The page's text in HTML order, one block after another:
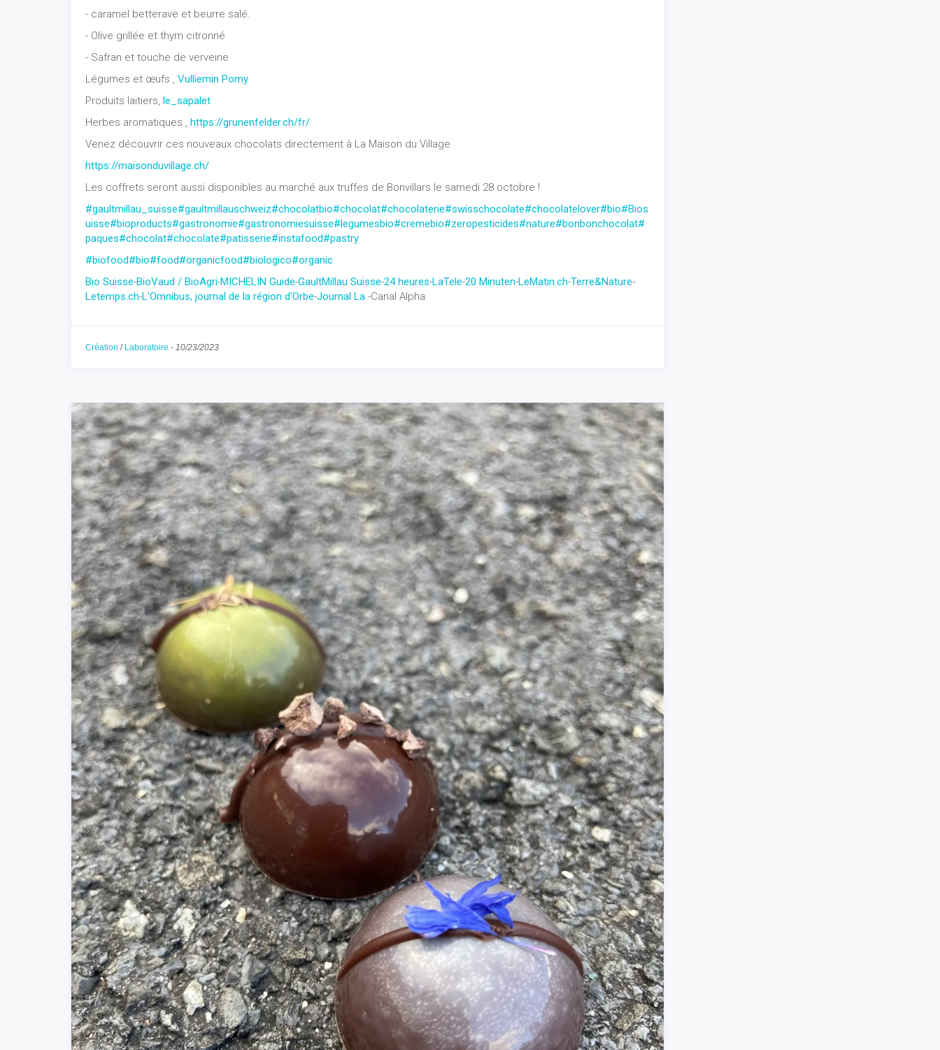
- caramel betterave et beurre salé.
- Olive grillée et thym citronné
- Safran et touche de verveine
Légumes et œufs , Vulliemin Pomy
Produits laitiers, le_sapalet
Herbes aromatiques , https://grunenfelder.ch/fr/
Venez découvrir ces nouveaux chocolats directement à La Maison du Village .
https://maisonduvillage.ch/
Les coffrets seront aussi disponibles au marché aux truffes de Bonvillars le samedi 28 octobre !
#gaultmillau_suisse#gaultmillauschweiz#chocolatbio#chocolat#chocolaterie#swisschocolate#chocolatelover#bio#Bios
uisse#bioproducts#gastronomie#gastronomiesuisse#legumesbio#cremebio#zeropesticides#nature#bonbonchocolat#
paques#chocolat#chocolate#patisserie#instafood#pastry
#biofood#bio#food#organicfood#biologico#organic
Bio Suisse-BioVaud / BioAgri-MICHELIN Guide-GaultMillau Suisse-24 heures-LaTele-20 Minuten-LeMatin.ch-Terre&Nature-
Letemps.ch-L'Omnibus, journal de la région d'Orbe-Journal La -Canal Alpha
Création / Laboratoire - 10/23/2023